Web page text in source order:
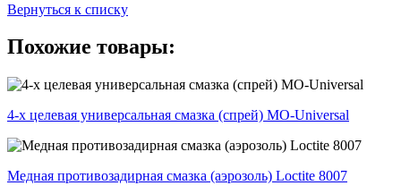
Вернуться к списку
Похожие товары:
4-х целевая универсальная смазка (спрей) MO-Universal
Медная противозадирная смазка (аэрозоль) Loctite 8007